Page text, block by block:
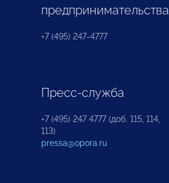
предпринимательства
+7 (495) 247-4777
Пресс-служба
+7 (495) 247 4777 (доб. 115, 114,
113)
pressa@opora.ru